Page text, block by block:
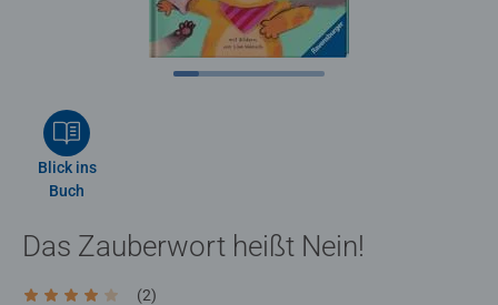
Blick ins
Buch
Das Zauberwort heißt Nein!
(2)